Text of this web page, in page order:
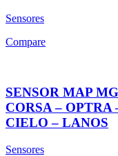
Sensores
Compare
SENSOR MAP
CORSA –
CIELO – LANOS
Sensores